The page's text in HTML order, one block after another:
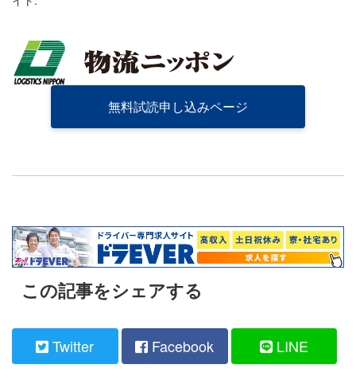
無料試読申し込みページ
この記事をシェアする
Twitter Facebook LINE